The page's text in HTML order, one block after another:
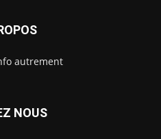
autrement
NOUS